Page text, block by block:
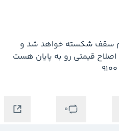
0